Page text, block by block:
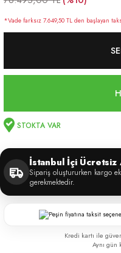
*Vade farksız 7.649,50 TL den başlayan
STOKTA VAR
İstanbul İçi Ücretsiz
Sipariş oluştururken kargo
gerekmektedir.
Kredi kartı ile
Aynı gün